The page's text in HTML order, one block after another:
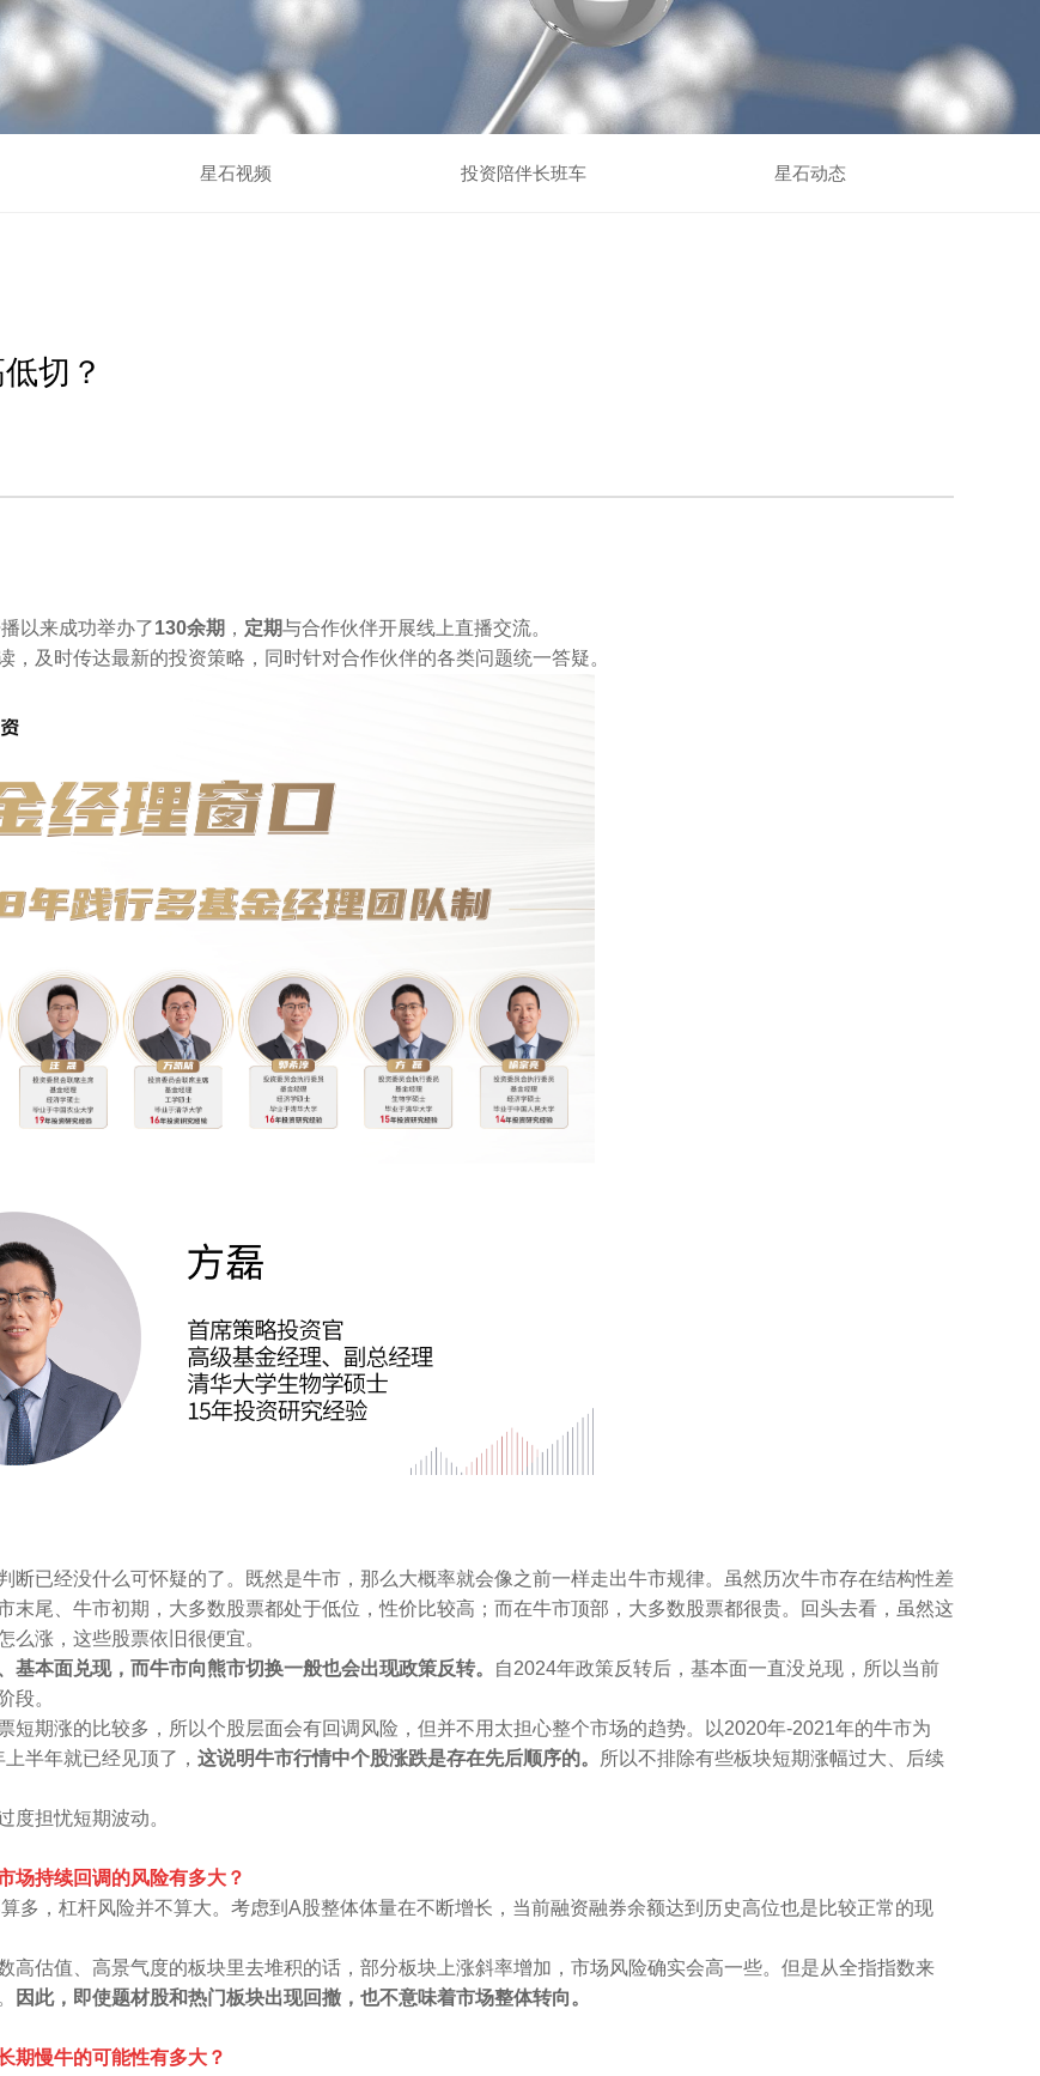
星石视频 投资陪伴长班车 星石动态
切？
以来成功举办了130余期 ， 定期与合作伙伴开展线上直播交流。
及时传达最新的投资策略，同时针对合作伙伴的各类问题统一答疑。
断已经没什么可怀疑的了。既然是牛市，那么大概率就会像之前一样走出牛市规律。虽然历次牛市存在结构性差
末尾、牛市初期，大多数股票都处于低位，性价比较高；而在牛市顶部，大多数股票都很贵。回头去看，虽然这
涨，这些股票依旧很便宜。
本面兑现，而牛市向熊市切换一般也会出现政策反转。
自2024年政策反转后，基本面一直没兑现，所以当前
段。
短期涨的比较多，所以个股层面会有回调风险，但并不用太担心整个市场的趋势。以2020年-2021年的牛市为
半年就已经见顶了， 这说明牛市行情中个股涨跌是存在先后顺序的。 所以不排除有些板块短期涨幅过大、后续
度担忧短期波动。
场持续回调的风险有多大？
多，杠杆风险并不算大。考虑到A股整体体量在不断增长，当前融资融券余额达到历史高位也是比较正常的现
高估值、高景气度的板块里去堆积的话，部分板块上涨斜率增加，市场风险确实会高一些。但是从全指指数来
因此，即使题材股和热门板块出现回撤，也不意味着市场整体转向。
期慢牛的可能性有多大？